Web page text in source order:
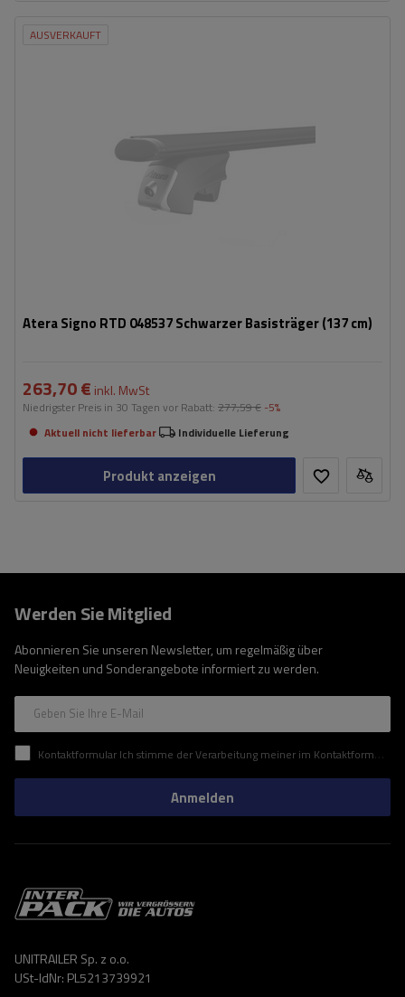
AUSVERKAUFT
Atera Signo RTD 048537 Schwarzer Basisträger (137 cm)
263,70 € inkl. MwSt
Niedrigster Preis in 30 Tagen vor Rabatt: 277,59 € -5%
Aktuell nicht lieferbar
Individuelle Lieferung
Produkt anzeigen
Werden Sie Mitglied
Abonnieren Sie unseren Newsletter, um regelmäßig über
Neuigkeiten und Sonderangebote informiert zu werden.
Geben Sie Ihre E-Mail
Kontaktformular Ich stimme der Verarbeitung meiner im Kontaktformular enthaltenen personenbezogenen Daten gemäß der Verordnung (EU) des Europäischen Parlaments und des Rates zu.
Anmelden
UNITRAILER Sp. z o.o.
USt-IdNr: PL5213739921